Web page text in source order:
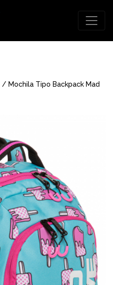
/ Mochila Tipo Backpack Mad